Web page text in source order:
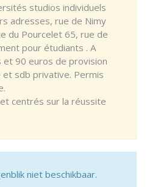
studios individuels
adresses, rue de Nimy
du Pourcelet 65, rue de
pour étudiants . A
90 euros de provision
et sdb privative. Permis
centrés sur la réussite
niet beschikbaar.